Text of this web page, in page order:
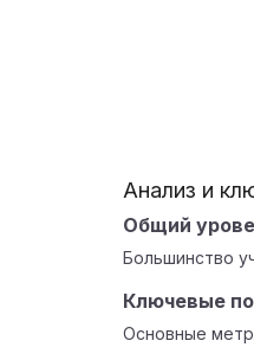
Анализ и
Общий
Большинство
Ключевые
Основные